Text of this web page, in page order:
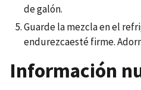
de galón.
Guarde la mezcla en el
endurezcaesté firme.
Información